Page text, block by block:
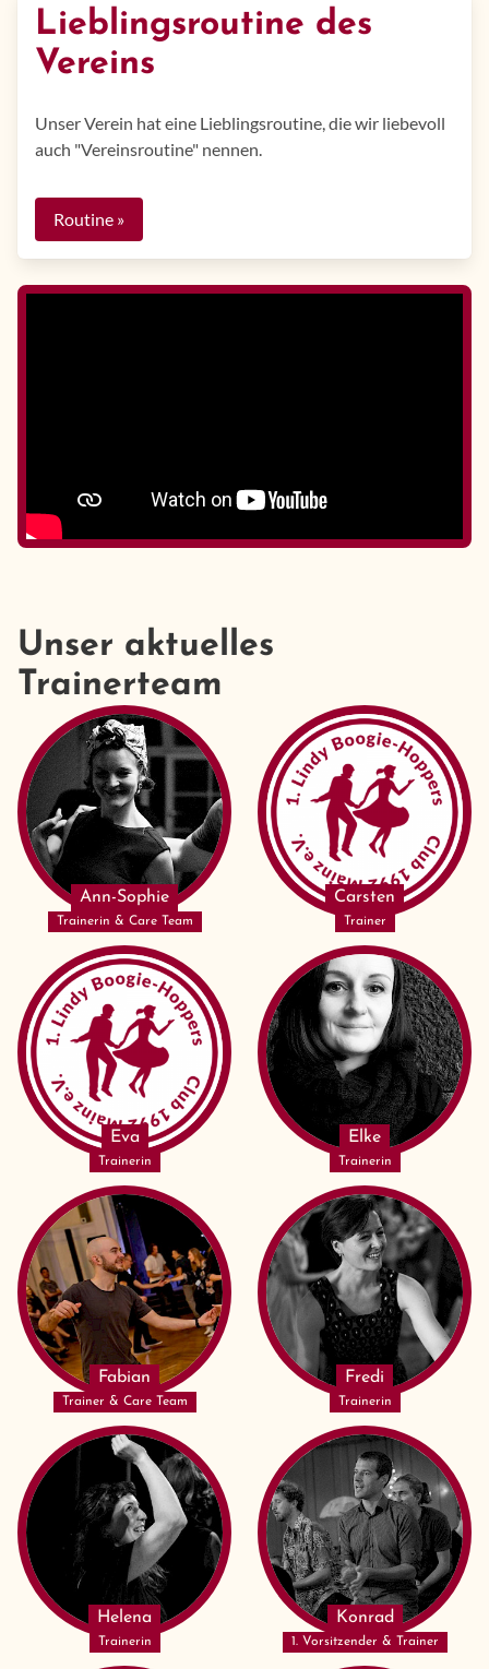
Lieblingsroutine des
Vereins
Unser Verein hat eine Lieblingsroutine, die wir liebevoll
auch "Vereinsroutine" nennen.
Routine »
Unser aktuelles
Trainerteam
Ann-Sophie
Trainerin & Care Team
Carsten
Trainer
Eva
Trainerin
Elke
Trainerin
Fabian
Trainer & Care Team
Fredi
Trainerin
Helena
Trainerin
Konrad
1. Vorsitzender & Trainer